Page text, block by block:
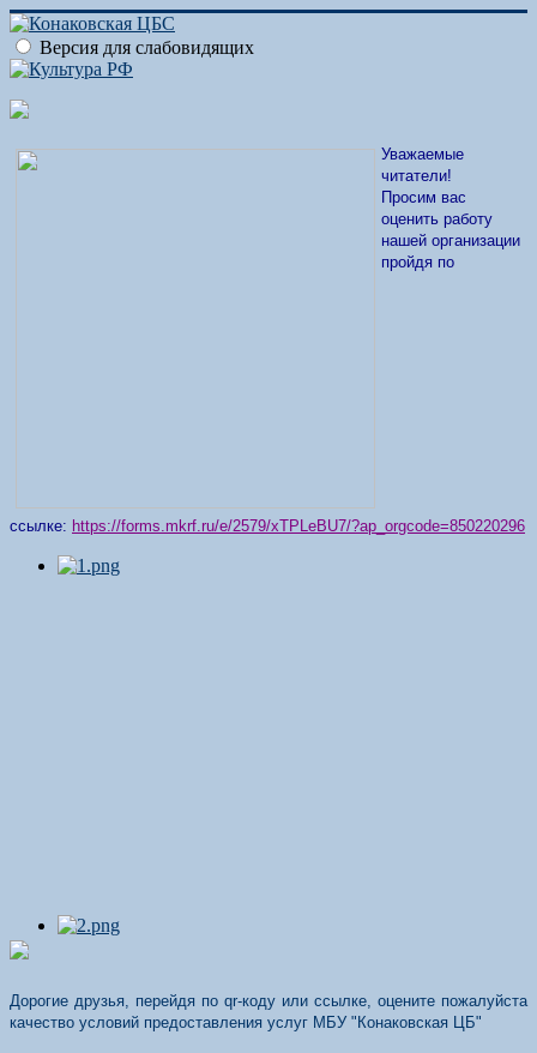
Версия для слабовидящих
Уважаемые
читатели!
Просим вас
оценить работу
нашей организации
пройдя по
ссылке: https://forms.mkrf.ru/e/2579/xTPLeBU7/?ap_orgcode=850220296
Дорогие друзья, перейдя по qr-коду или ссылке, оцените пожалуйста
качество условий предоставления услуг МБУ "Конаковская ЦБ"